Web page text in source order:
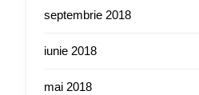
septembrie 2018
iunie 2018
mai 2018